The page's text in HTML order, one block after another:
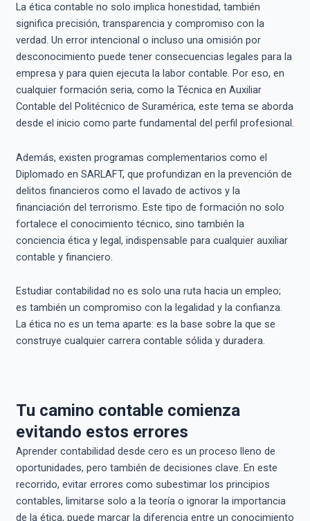
La ética contable no solo implica honestidad, también
significa precisión, transparencia y compromiso con la
verdad. Un error intencional o incluso una omisión por
desconocimiento puede tener consecuencias legales para la
empresa y para quien ejecuta la labor contable. Por eso, en
cualquier formación seria, como la Técnica en Auxiliar
Contable del Politécnico de Suramérica, este tema se aborda
desde el inicio como parte fundamental del perfil profesional.
Además, existen programas complementarios como el
Diplomado en SARLAFT, que profundizan en la prevención de
delitos financieros como el lavado de activos y la
financiación del terrorismo. Este tipo de formación no solo
fortalece el conocimiento técnico, sino también la
conciencia ética y legal, indispensable para cualquier auxiliar
contable y financiero.
Estudiar contabilidad no es solo una ruta hacia un empleo;
es también un compromiso con la legalidad y la confianza.
La ética no es un tema aparte: es la base sobre la que se
construye cualquier carrera contable sólida y duradera.
Tu camino contable comienza
evitando estos errores
Aprender contabilidad desde cero es un proceso lleno de
oportunidades, pero también de decisiones clave. En este
recorrido, evitar errores como subestimar los principios
contables, limitarse solo a la teoría o ignorar la importancia
de la ética, puede marcar la diferencia entre un conocimiento